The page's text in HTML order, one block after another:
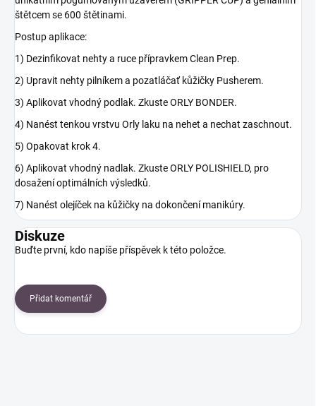
štětcem se 600 štětinami.
Postup aplikace:
1) Dezinfikovat nehty a ruce přípravkem Clean Prep.
2) Upravit nehty pilníkem a pozatláčať kůžičky Pusherem.
3) Aplikovat vhodný podlak. Zkuste ORLY BONDER.
4) Nanést tenkou vrstvu Orly laku na nehet a nechat zaschnout.
5) Opakovat krok 4.
6) Aplikovat vhodný nadlak. Zkuste ORLY POLISHIELD, pro
dosažení optimálních výsledků.
7) Nanést olejíček na kůžičky na dokončení manikúry.
Diskuze
Buďte první, kdo napíše příspěvek k této položce.
Přidat komentář